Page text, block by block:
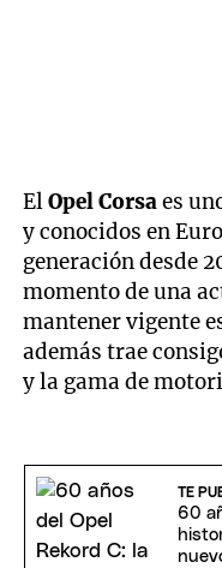
ElOpel Corsaes
y conocidos en
generación desde
momento de una
mantener vigente
además trae
y la gama de
TE
60